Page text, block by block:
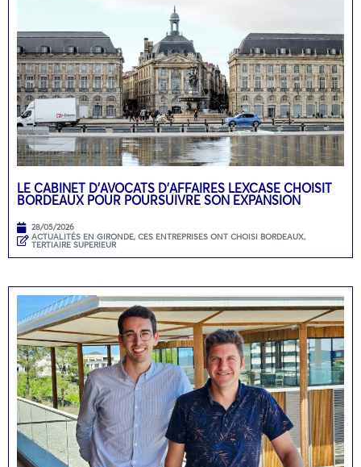
LE CABINET D’AVOCATS D’AFFAIRES LEXCASE CHOISIT
BORDEAUX POUR POURSUIVRE SON EXPANSION
28/05/2026
ACTUALITÉS EN GIRONDE, CES ENTREPRISES ONT CHOISI BORDEAUX,
TERTIAIRE SUPERIEUR